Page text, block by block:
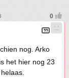
nog. Arko
het hier nog 23